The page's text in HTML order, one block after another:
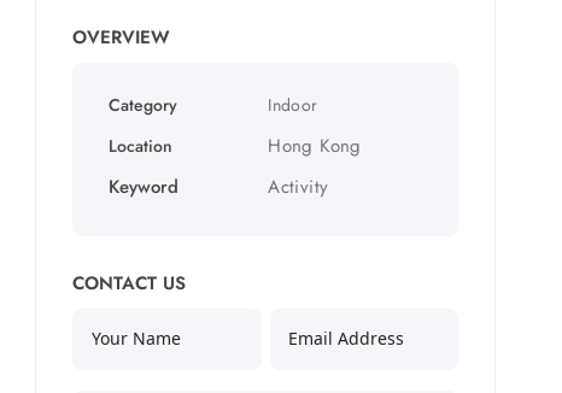
OVERVIEW
Category
Indoor
Location
Hong Kong
Keyword
Activity
CONTACT US
Your Name Email Address